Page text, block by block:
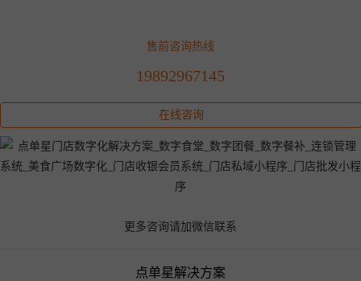
售前咨询热线
19892967145
在线咨询
更多咨询请加微信联系
点单星解决方案